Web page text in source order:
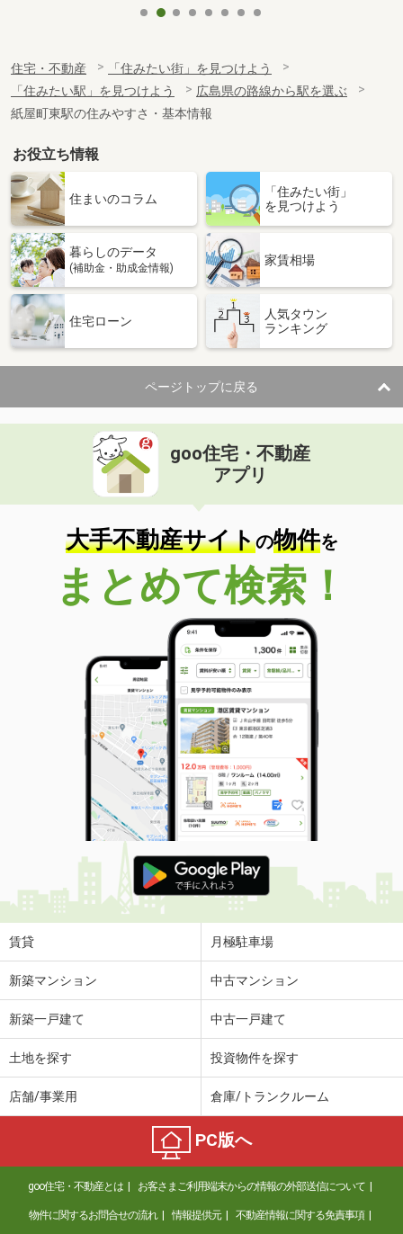
住宅・不動産
「住みたい街」を見つけよう
「住みたい駅」を見つけよう
広島県の路線から駅を選ぶ
紙屋町東駅の住みやすさ・基本情報
お役立ち情報
住まいのコラム
「住みたい街」
を見つけよう
暮らしのデータ
(補助金・助成金情報)
家賃相場
住宅ローン
人気タウン
ランキング
ページトップに戻る
goo住宅・不動産
アプリ
大手不動産サイトの物件を
まとめて検索！
賃貸 月極駐車場
新築マンション 中古マンション
新築一戸建て 中古一戸建て
土地を探す 投資物件を探す
店舗/事業用 倉庫/トランクルーム
PC版へ
goo住宅・不動産とは お客さまご利用端末からの情報の外部送信について
物件に関するお問合せの流れ 情報提供元 不動産情報に関する免責事項